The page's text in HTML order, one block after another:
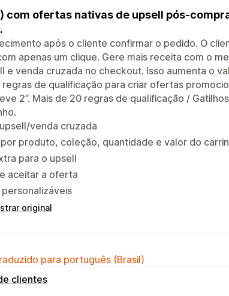
com ofertas nativas de upsell pós-
após o cliente confirmar o pedido. O
apenas um clique. Gere mais receita com o
venda cruzada no checkout. Isso aumenta o
de qualificação para criar ofertas
2”. Mais de 20 regras de qualificação /
venda cruzada
produto, coleção, quantidade e valor do
para o upsell
aceitar a oferta
original
para português (Brasil)
clientes